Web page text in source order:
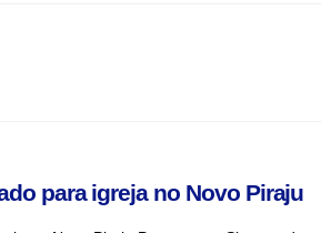
para igreja no Novo Piraju